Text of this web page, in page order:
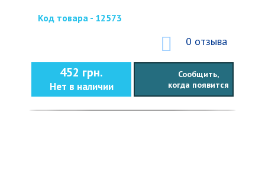
Код товара - 12573
0 отзыва
452 грн.
Нет в наличии
Сообщить,
когда появится